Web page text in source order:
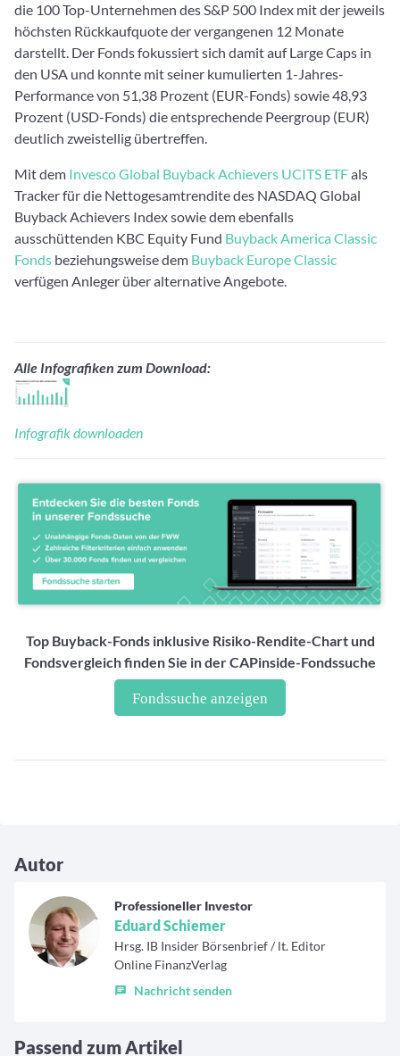
die 100 Top-Unternehmen des S&P 500 Index mit der jeweils
höchsten Rückkaufquote der vergangenen 12 Monate
darstellt. Der Fonds fokussiert sich damit auf Large Caps in
den USA und konnte mit seiner kumulierten 1-Jahres-
Performance von 51,38 Prozent (EUR-Fonds) sowie 48,93
Prozent (USD-Fonds) die entsprechende Peergroup (EUR)
deutlich zweistellig übertreffen.
Mit dem Invesco Global Buyback Achievers UCITS ETFals
Tracker für die Nettogesamtrendite des NASDAQ Global
Buyback Achievers Index sowie dem ebenfalls
ausschüttenden KBC Equity Fund Buyback America Classic
Fonds beziehungsweise dem Buyback Europe Classic
verfügen Anleger über alternative Angebote.
Alle Infografiken zum Download:
Infografik downloaden
Top Buyback-Fonds inklusive Risiko-Rendite-Chart und
Fondsvergleich finden Sie in der CAPinside-Fondssuche
Fondssuche anzeigen
Autor
Professioneller Investor
Eduard Schiemer
Hrsg. IB Insider Börsenbrief / lt. Editor
Online FinanzVerlag
Nachricht senden
Passend zum Artikel